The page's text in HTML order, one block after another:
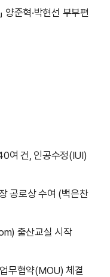
양준혁·박현선 부부편
여 건, 인공수정(IUI)
공로상 수여 (백은찬
출산교실 시작
무협약(MOU) 체결